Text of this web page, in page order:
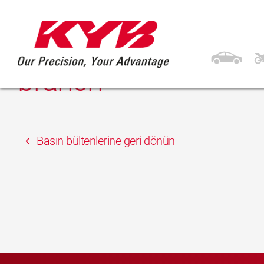
Spec-
branch
Basın bültenlerine geri dönün